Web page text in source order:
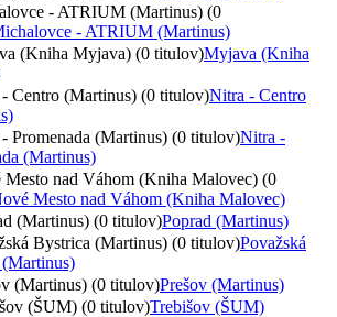
- ATRIUM (Martinus) (0
- ATRIUM (Martinus)
(Kniha Myjava) (0 titulov)Myjava (Kniha
Centro (Martinus) (0 titulov)Nitra - Centro
Promenada (Martinus) (0 titulov)Nitra -
(Martinus)
Mesto nad Váhom (Kniha Malovec) (0
Mesto nad Váhom (Kniha Malovec)
(Martinus) (0 titulov)Poprad (Martinus)
Bystrica (Martinus) (0 titulov)Považská
(Martinus) (0 titulov)Prešov (Martinus)
(ŠUM) (0 titulov)Trebišov (ŠUM)